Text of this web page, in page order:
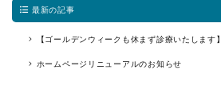
最新の記事
【ゴールデンウィークも休まず診療いたします】
ホームページリニューアルのお知らせ